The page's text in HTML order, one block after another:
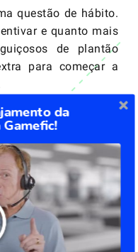
questão de hábito.
e quanto mais
de plantão
para começar a
ginástica laboral
é sempre bem-
na manutenção do
da